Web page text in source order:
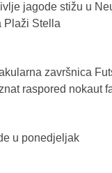
jagode stižu u
Plaži Stella
završnica
raspored nokaut
u ponedjeljak